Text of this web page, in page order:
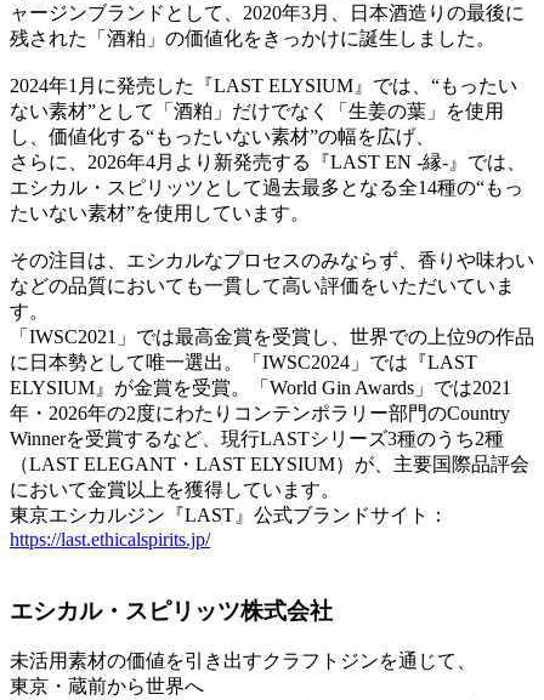
ャージンブランドとして、2020年3月、日本酒造りの最後に
残された「酒粕」の価値化をきっかけに誕生しました。
2024年1月に発売した『LAST ELYSIUM』では、“もったい
ない素材”として「酒粕」だけでなく「生姜の葉」を使用
し、価値化する“もったいない素材”の幅を広げ、
さらに、2026年4月より新発売する『LAST EN -縁-』では、
エシカル・スピリッツとして過去最多となる全14種の“もっ
たいない素材”を使用しています。
その注目は、エシカルなプロセスのみならず、香りや味わい
などの品質においても一貫して高い評価をいただいていま
す。
「IWSC2021」では最高金賞を受賞し、世界での上位9の作品
に日本勢として唯一選出。「IWSC2024」では『LAST
ELYSIUM』が金賞を受賞。「World Gin Awards」では2021
年・2026年の2度にわたりコンテンポラリー部門のCountry
Winnerを受賞するなど、現行LASTシリーズ3種のうち2種
（LAST ELEGANT・LAST ELYSIUM）が、主要国際品評会
において金賞以上を獲得しています。
東京エシカルジン『LAST』公式ブランドサイト：
https://last.ethicalspirits.jp/
エシカル・スピリッツ株式会社
未活用素材の価値を引き出すクラフトジンを通じて、
東京・蔵前から世界へ